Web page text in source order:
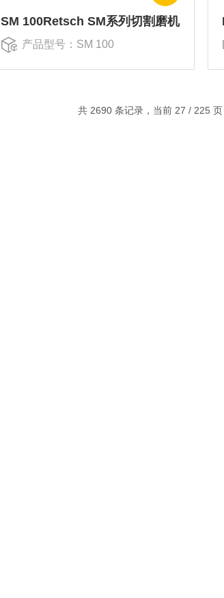
SM 100Retsch SM系列切割磨机
产品型号：SM 100
共 2690 条记录，当前 27 / 225 页